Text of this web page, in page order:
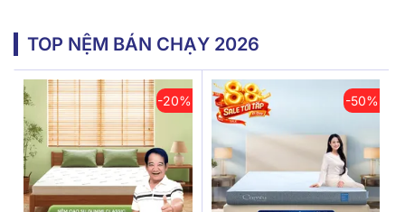
TOP NỆM BÁN CHẠY 2026
-20% -50%